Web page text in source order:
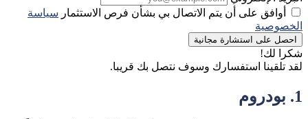
أوافق على أن يتم الاتصال بي بشأن فرص الاستثمار سياسة
الخصوصية
احصل على استشارة مجانية
شكرا لك!
لقد تلقينا استفسارك وسوف نتصل بك قريبا.
1. بودروم